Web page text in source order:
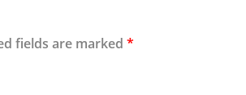
fields are marked *